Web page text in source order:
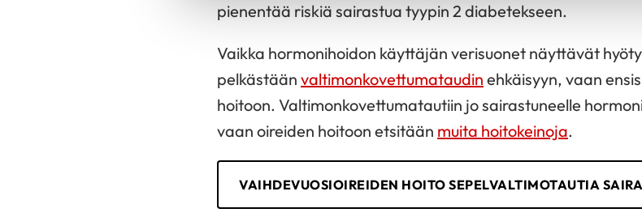
pienentää riskiä sairastua tyypin 2 diabetekseen.
Vaikka hormonihoidon käyttäjän verisuonet näyttävät
pelkästään valtimonkovettumataudin ehkäisyyn, vaan
hoitoon. Valtimonkovettumatautiin jo sairastuneelle
vaan oireiden hoitoon etsitään muita hoitokeinoja.
VAIHDEVUOSIOIREIDEN HOITO SEPELVALTIMOTAUTIA